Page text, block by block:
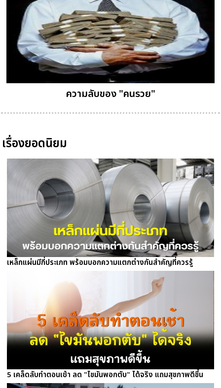
ความลับของ "คนรวย"
เรื่องยอดนิยม
เหล็กแผ่นมีกี่ประเภท พร้อมบอกความแตกต่างกันสำคัญที่ควรรู้
5 เคล็ดลับทำตอนเช้า ลด "ไขมันพอกตับ" ได้จริง แถมสุขภาพดีขึ้น